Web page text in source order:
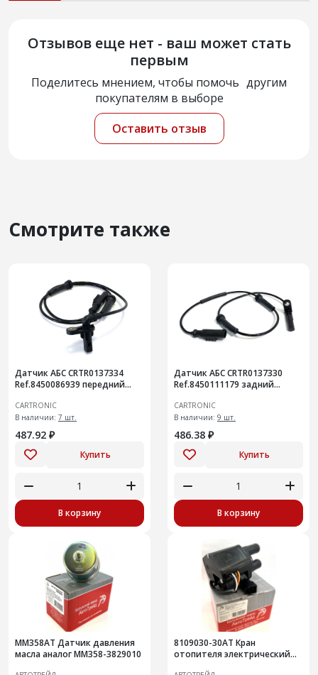
Отзывов еще нет - ваш может стать
первым
Поделитесь мнением, чтобы помочь другим
покупателям в выборе
Оставить отзыв
Смотрите также
Датчик АБС CRTR0137334
Ref.8450086939 передний
CARTRONIC
В наличии: 7 шт.
487.92 ₽
Купить
В корзину
Датчик АБС CRTR0137330
Ref.8450111179 задний
CARTRONIC
В наличии: 9 шт.
486.38 ₽
Купить
В корзину
ММ358АТ Датчик давления
масла аналог ММ358-3829010
8109030-30АТ Кран
отопителя электрический